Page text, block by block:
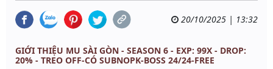
20/10/2025 | 13:32
GIỚI THIỆU MU SÀI GÒN - SEASON 6 - EXP: 99X - DROP:
20% - TREO OFF-CÓ SUBNOPK-BOSS 24/24-FREE